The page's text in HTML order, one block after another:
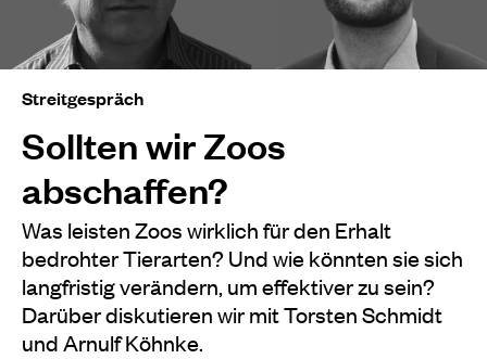
Streitgespräch
Sollten wir Zoos
abschaffen?
Was leisten Zoos wirklich für den Erhalt
bedrohter Tierarten? Und wie könnten sie sich
langfristig verändern, um effektiver zu sein?
Darüber diskutieren wir mit Torsten Schmidt
und Arnulf Köhnke.